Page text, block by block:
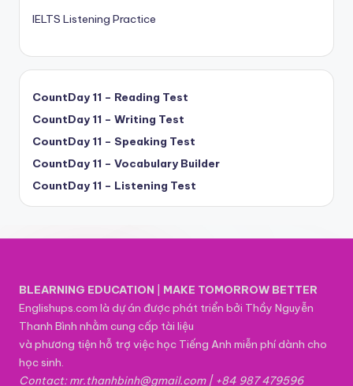
IELTS Listening Practice
CountDay 11 – Reading Test
CountDay 11 – Writing Test
CountDay 11 – Speaking Test
CountDay 11 – Vocabulary Builder
CountDay 11 – Listening Test
BLEARNING EDUCATION
MAKE TOMORROW BETTER
Englishups.com là dự án được phát triển bởi Thầy Nguyễn
Thanh Bình nhằm cung cấp tài liệu
và phương tiện hỗ trợ việc học Tiếng Anh miễn phí dành cho
học sinh.
Contact: mr.thanhbinh@gmail.com | +84 987 479596